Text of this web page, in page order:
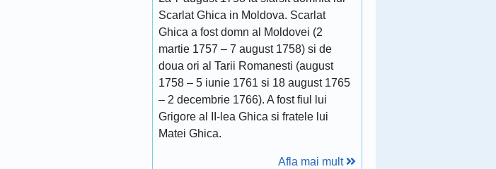
Scarlat Ghica in Moldova. Scarlat
Ghica a fost domn al Moldovei (2
martie 1757 – 7 august 1758) si de
doua ori al Tarii Romanesti (august
1758 – 5 iunie 1761 si 18 august 1765
– 2 decembrie 1766). A fost fiul lui
Grigore al II-lea Ghica si fratele lui
Matei Ghica.
Afla mai mult